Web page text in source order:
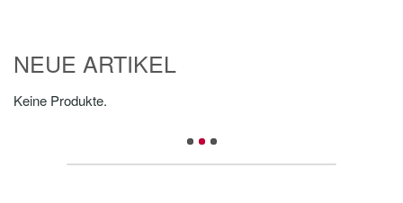
NEUE ARTIKEL
Keine Produkte.